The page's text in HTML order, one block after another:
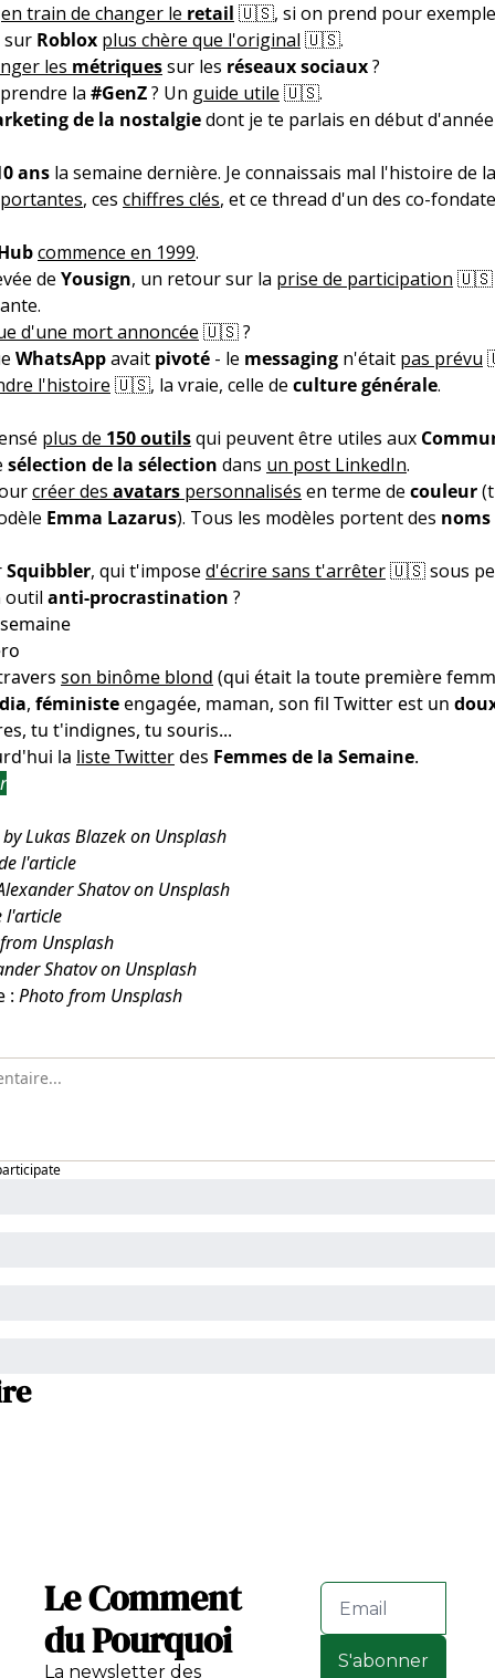
en train de changer le retail 🇺🇸, si on prend pour
Roblox plus chère que l'original 🇺🇸.
les métriquessur les réseaux sociaux?
la #GenZ? Un guide utile 🇺🇸.
de la nostalgiedont je te parlais en début
ans la semaine dernière. Je connaissais mal l'histoire de
, ces chiffres clés, et ce thread d'un des co-
commence en 1999.
de Yousign, un retour sur la prise de participation 🇺🇸
d'une mort annoncée 🇺🇸 ?
WhatsAppavait pivoté - le messaging n'était pas prévu
l'histoire 🇺🇸, la vraie, celle de culture générale.
plus de 150 outilsqui peuvent être utiles aux
sélection de la sélection dans un post LinkedIn.
créer des avatars personnalisés en terme de couleur
Emma Lazarus). Tous les modèles portent des noms
Squibbler, qui t'impose d'écrire sans t'arrêter🇺🇸 sous
outil anti-procrastination ?
son binôme blond (qui était la toute première
, féministeengagée, maman, son fil Twitter est un
tu t'indignes, tu souris...
la liste Twitterdes Femmes de la Semaine.
Lukas Blazek on Unsplash
l'article
Shatov on Unsplash
l'article
Unsplash
Shatov on Unsplash
: Photo from Unsplash
Le Comment
du Pourquoi
La newsletter des
S'abonner